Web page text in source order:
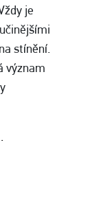
je
stínění.
význam